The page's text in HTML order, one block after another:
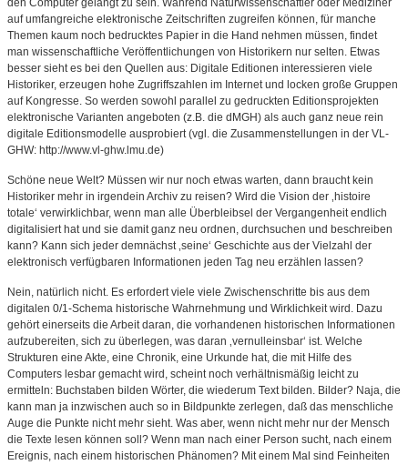
den Computer gelangt zu sein. Während Naturwissenschaftler oder Mediziner
auf umfangreiche elektronische Zeitschriften zugreifen können, für manche
Themen kaum noch bedrucktes Papier in die Hand nehmen müssen, findet
man wissenschaftliche Veröffentlichungen von Historikern nur selten. Etwas
besser sieht es bei den Quellen aus: Digitale Editionen interessieren viele
Historiker, erzeugen hohe Zugriffszahlen im Internet und locken große Gruppen
auf Kongresse. So werden sowohl parallel zu gedruckten Editionsprojekten
elektronische Varianten angeboten (z.B. die dMGH) als auch ganz neue rein
digitale Editionsmodelle ausprobiert (vgl. die Zusammenstellungen in der VL-
GHW: http://www.vl-ghw.lmu.de)
Schöne neue Welt? Müssen wir nur noch etwas warten, dann braucht kein
Historiker mehr in irgendein Archiv zu reisen? Wird die Vision der ‚histoire
totale‘ verwirklichbar, wenn man alle Überbleibsel der Vergangenheit endlich
digitalisiert hat und sie damit ganz neu ordnen, durchsuchen und beschreiben
kann? Kann sich jeder demnächst ‚seine‘ Geschichte aus der Vielzahl der
elektronisch verfügbaren Informationen jeden Tag neu erzählen lassen?
Nein, natürlich nicht. Es erfordert viele viele Zwischenschritte bis aus dem
digitalen 0/1-Schema historische Wahrnehmung und Wirklichkeit wird. Dazu
gehört einerseits die Arbeit daran, die vorhandenen historischen Informationen
aufzubereiten, sich zu überlegen, was daran ‚vernulleinsbar‘ ist. Welche
Strukturen eine Akte, eine Chronik, eine Urkunde hat, die mit Hilfe des
Computers lesbar gemacht wird, scheint noch verhältnismäßig leicht zu
ermitteln: Buchstaben bilden Wörter, die wiederum Text bilden. Bilder? Naja, die
kann man ja inzwischen auch so in Bildpunkte zerlegen, daß das menschliche
Auge die Punkte nicht mehr sieht. Was aber, wenn nicht mehr nur der Mensch
die Texte lesen können soll? Wenn man nach einer Person sucht, nach einem
Ereignis, nach einem historischen Phänomen? Mit einem Mal sind Feinheiten